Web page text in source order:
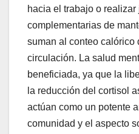
hacia el trabajo o
complementarias de
suman al conteo calórico
circulación. La salud
beneficiada, ya que la
la reducción del cortisol
actúan como un potente
comunidad y el aspecto